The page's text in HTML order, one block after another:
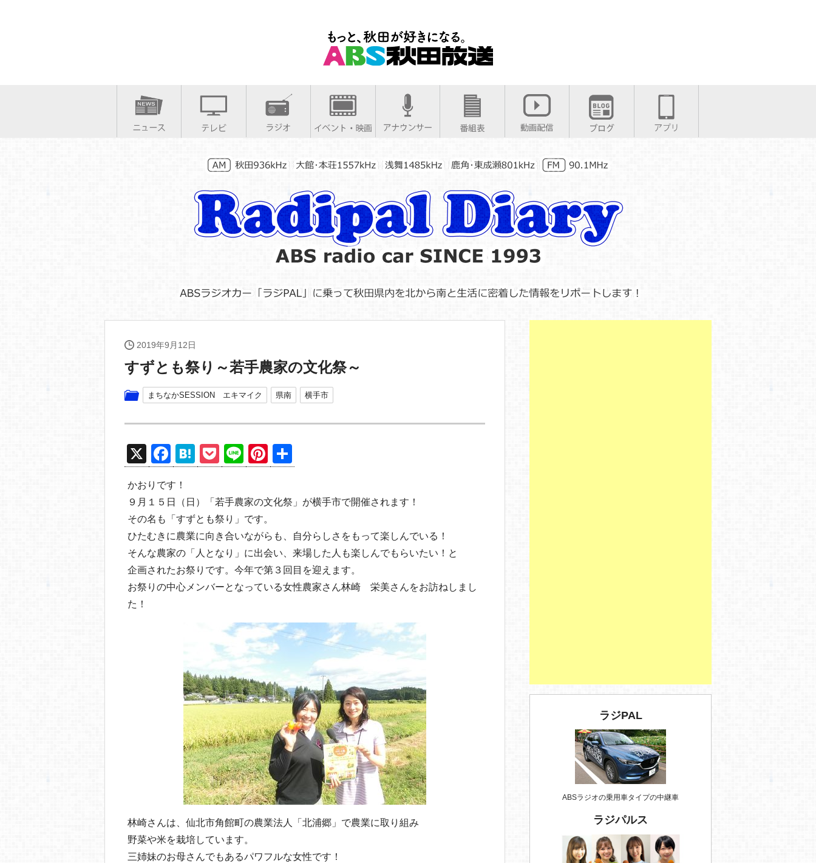
2019年9月12日
すずとも祭り～若手農家の文化祭～
まちなかSESSION エキマイク 県南 横手市
X
F
a
c
e
b
o
o
k
H
at
e
n
a
P
o
ck
et
Li
n
e
Pi
nt
er
e
st
有
かおりです！
９月１５日（日）「若手農家の文化祭」が横手市で開催されます！
その名も「すずとも祭り」です。
ひたむきに農業に向き合いながらも、自分らしさをもって楽しんでいる！
そんな農家の「人となり」に出会い、来場した人も楽しんでもらいたい！と
企画されたお祭りです。今年で第３回目を迎えます。
お祭りの中心メンバーとなっている女性農家さん林崎 栄美さんをお訪ねしまし
た！
林崎さんは、仙北市角館町の農業法人「北浦郷」で農業に取り組み
野菜や米を栽培しています。
三姉妹のお母さんでもあるパワフルな女性です！
ラジPAL
ABSラジオの乗用車タイプの中継車
ラジパルス